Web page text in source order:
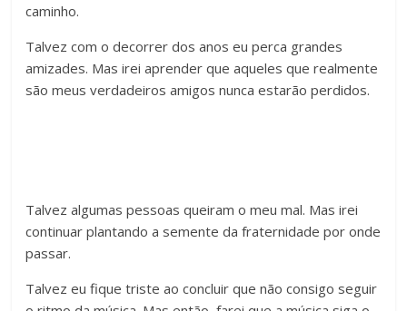
caminho.
Talvez com o decorrer dos anos eu perca grandes
amizades. Mas irei aprender que aqueles que realmente
são meus verdadeiros amigos nunca estarão perdidos.
Talvez algumas pessoas queiram o meu mal. Mas irei
continuar plantando a semente da fraternidade por onde
passar.
Talvez eu fique triste ao concluir que não consigo seguir